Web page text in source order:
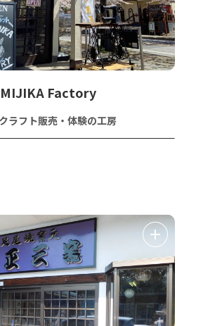
Factory
ラフト販売・体験の工房